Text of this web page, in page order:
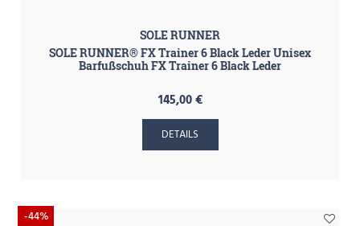
SOLE RUNNER
SOLE RUNNER® FX Trainer 6 Black Leder Unisex
Barfußschuh FX Trainer 6 Black Leder
145,00 €
DETAILS
-44%